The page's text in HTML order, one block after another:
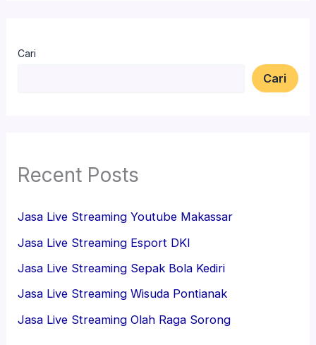
Cari
Cari
Recent Posts
Jasa Live Streaming Youtube Makassar
Jasa Live Streaming Esport DKI
Jasa Live Streaming Sepak Bola Kediri
Jasa Live Streaming Wisuda Pontianak
Jasa Live Streaming Olah Raga Sorong